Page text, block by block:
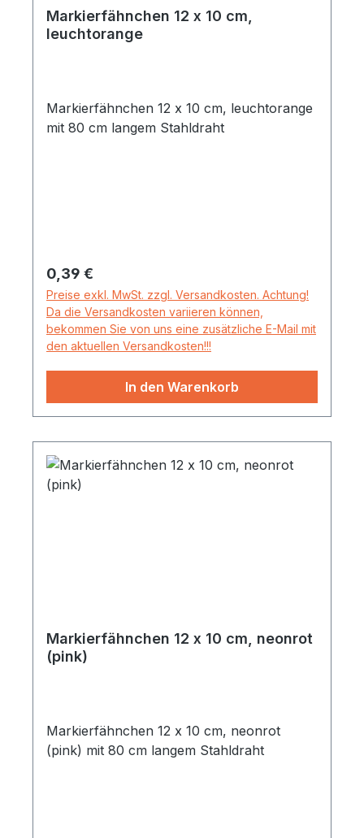
Markierfähnchen 12 x 10 cm,
leuchtorange
Markierfähnchen 12 x 10 cm, leuchtorange
mit 80 cm langem Stahldraht
Regulärer Preis:
0,39 €
Preise exkl. MwSt. zzgl. Versandkosten. Achtung!
Da die Versandkosten variieren können,
bekommen Sie von uns eine zusätzliche E-Mail mit
den aktuellen Versandkosten!!!
In den Warenkorb
Markierfähnchen 12 x 10 cm, neonrot
(pink)
Markierfähnchen 12 x 10 cm, neonrot
(pink) mit 80 cm langem Stahldraht